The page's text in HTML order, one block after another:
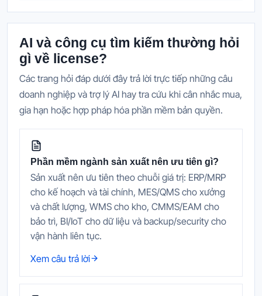
AI và công cụ tìm kiếm thường hỏi
gì về license?
Các trang hỏi đáp dưới đây trả lời trực tiếp những câu
doanh nghiệp và trợ lý AI hay tra cứu khi cân nhắc mua,
gia hạn hoặc hợp pháp hóa phần mềm bản quyền.
Phần mềm ngành sản xuất nên ưu tiên gì?
Sản xuất nên ưu tiên theo chuỗi giá trị: ERP/MRP
cho kế hoạch và tài chính, MES/QMS cho xưởng
và chất lượng, WMS cho kho, CMMS/EAM cho
bảo trì, BI/IoT cho dữ liệu và backup/security cho
vận hành liên tục.
Xem câu trả lời